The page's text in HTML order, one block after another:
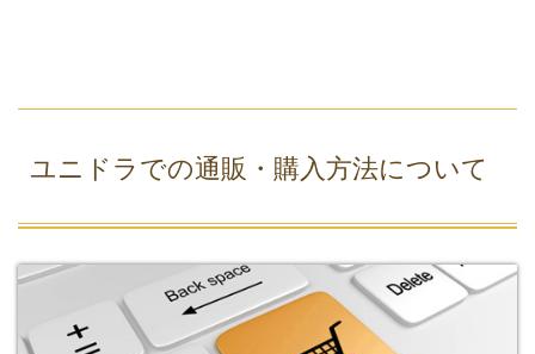
ユニドラでの通販・購入方法について